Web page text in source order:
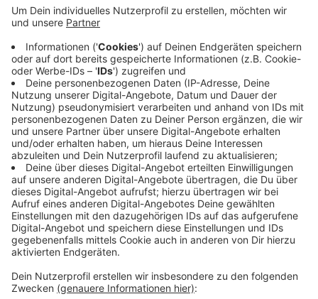
Anzeige
Diskrepanz zwischen Leerstand und
Nachfrage
Anzeige
Der Leerstand bei Büroflächen wächst und liegt
aktuell bei gut zwölf Prozent - das betrifft laut
Immobilienberatern aber vor allem ältere Gebäude in
Randlagen. Allerdings gibt es auch eine unverändert
hohe Nachfrage nach modernen und zentral gelegenen
Flächen.